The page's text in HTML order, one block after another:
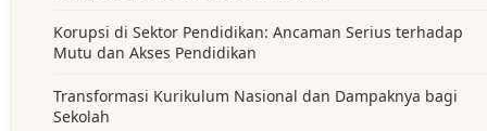
Korupsi di Sektor Pendidikan: Ancaman Serius terhadap
Mutu dan Akses Pendidikan
Transformasi Kurikulum Nasional dan Dampaknya bagi
Sekolah